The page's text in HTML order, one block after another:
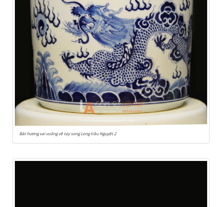
Bát hương vai vuông vẽ tay song Long trầu Nguyệt 2